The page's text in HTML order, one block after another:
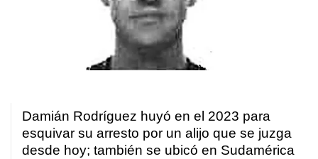
Damián Rodríguez huyó en el 2023 para
esquivar su arresto por un alijo que se juzga
desde hoy; también se ubicó en Sudamérica